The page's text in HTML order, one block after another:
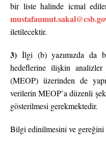
bir liste halinde icmal
iletilecektir.
3) İlgi (b) yazımızda da
hedeflerine ilişkin
(MEOP) üzerinden de
verilerin MEOP’a düzenli
gösterilmesi gerekmektedir.
Bilgi edinilmesini ve gereğini